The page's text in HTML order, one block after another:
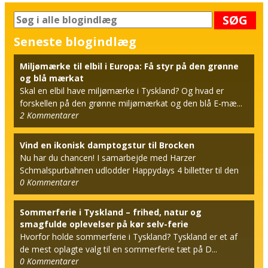
SØG
Seneste blogindlæg
Miljømærke til elbil i Europa: Få styr på den grønne
og blå mærkat
Skal en elbil have miljømærke i Tyskland? Og hvad er
forskellen på den grønne miljømærkat og den blå E-mæ...
2 Kommentarer
Vind en ikonisk damptogstur til Brocken
Nu har du chancen! I samarbejde med Harzer
Schmalspurbahnen udlodder Happydays 4 billetter til den
berømt...
0 Kommentarer
Sommerferie i Tyskland – frihed, natur og
smagfulde oplevelser på kør selv-ferie
Hvorfor holde sommerferie i Tyskland? Tyskland er et af
de mest oplagte valg til en sommerferie tæt på D...
0 Kommentarer